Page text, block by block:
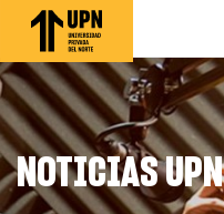
Pasar
contenido
principal
NOTICIAS UPN